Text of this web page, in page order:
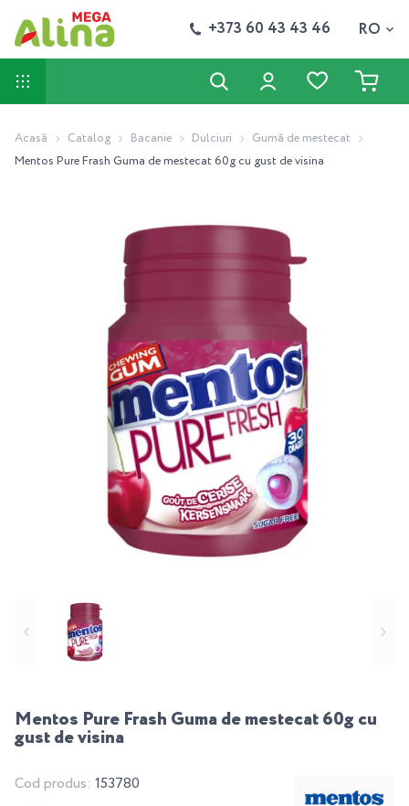
+373 60 43 43 46 RO
Acasă Catalog Bacanie Dulciuri
Gumă de mestecat
Mentos Pure Frash Guma de mestecat 60g cu gust de visina
Mentos Pure Frash Guma de mestecat 60g cu
gust de visina
Cod produs: 153780